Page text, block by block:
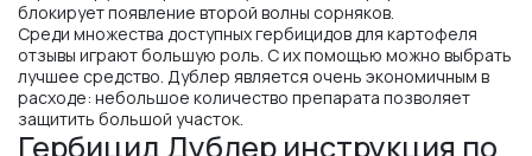
блокирует появление второй волны сорняков.
Среди множества доступных гербицидов для картофеля
отзывы играют большую роль. С их помощью можно выбрать
лучшее средство. Дублер является очень экономичным в
расходе: небольшое количество препарата позволяет
защитить большой участок.
Гербицид Дублер инструкция по